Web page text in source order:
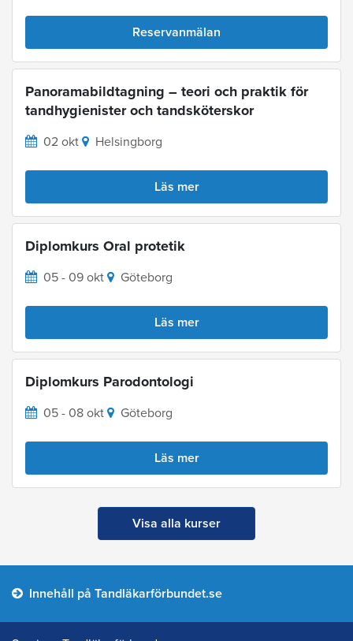
Reservanmälan
Panoramabildtagning – teori och praktik för
tandhygienister och tandsköterskor
02 okt Helsingborg
Läs mer
Diplomkurs Oral protetik
05 - 09 okt Göteborg
Läs mer
Diplomkurs Parodontologi
05 - 08 okt Göteborg
Läs mer
Visa alla kurser
Innehåll på Tandläkarförbundet.se